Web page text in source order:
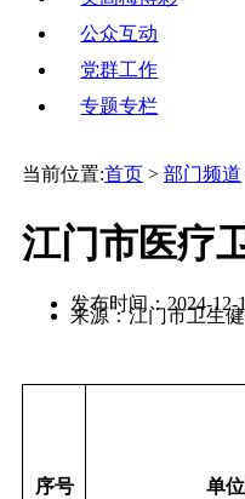
公众互动
党群工作
专题专栏
当前位置:首页 > 部门频道
江门市医疗
发布时间：2024-12-
来源：江门市卫生
序号 单